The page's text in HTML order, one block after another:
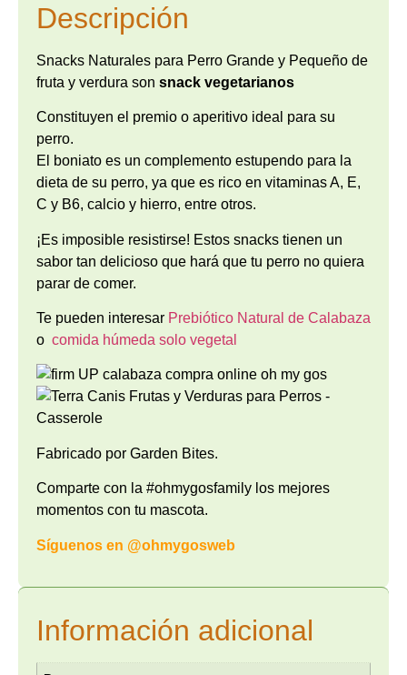
Descripción
Snacks Naturales para Perro Grande y Pequeño de
fruta y verdura son snack vegetarianos
Constituyen el premio o aperitivo ideal para su
perro.
El boniato es un complemento estupendo para la
dieta de su perro, ya que es rico en vitaminas A, E,
C y B6, calcio y hierro, entre otros.
¡Es imposible resistirse! Estos snacks tienen un
sabor tan delicioso que hará que tu perro no quiera
parar de comer.
Te pueden interesar Prebiótico Natural de Calabaza
o comida húmeda solo vegetal
Fabricado por Garden Bites.
Comparte con la #ohmygosfamily los mejores
momentos con tu mascota.
Síguenos en @ohmygosweb
Información adicional